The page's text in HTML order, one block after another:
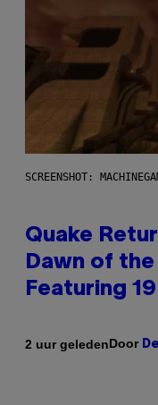
SCREENSHOT:
Quake
Dawn of
Featuring
2 uur geledenDoor